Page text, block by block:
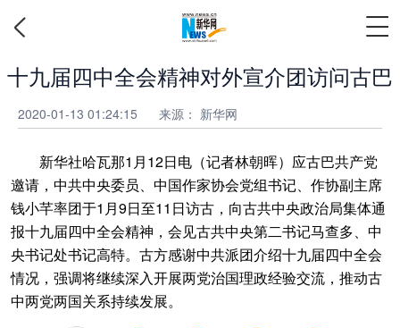
十九届四中全会精神对外宣介团访问古巴
2020-01-13 01:24:15 来源： 新华网
新华社哈瓦那1月12日电（记者林朝晖）应古巴共产党
邀请，中共中央委员、中国作家协会党组书记、作协副主席
钱小芊率团于1月9日至11日访古，向古共中央政治局集体通
报十九届四中全会精神，会见古共中央第二书记马查多、中
央书记处书记高特。古方感谢中共派团介绍十九届四中全会
情况，强调将继续深入开展两党治国理政经验交流，推动古
中两党两国关系持续发展。